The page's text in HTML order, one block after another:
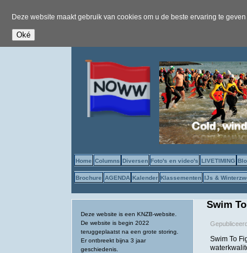
Deze website maakt gebruik van cookies om u de beste ervaring te
Home Columns Diversen Foto's en video's LIVETIMING
Brochure AGENDA Kalender Klassementen IJs &
Deze website is een KNZB-website.
De website is begin 2022
teruggeplaatst na een grote storing.
Er ontbreekt bijna 3 jaar
geschiedenis.
Swim
Swim To